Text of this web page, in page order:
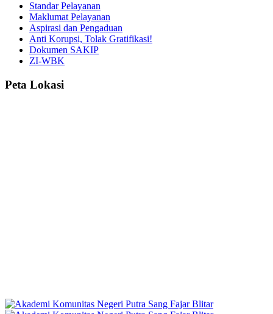
Standar Pelayanan
Maklumat Pelayanan
Aspirasi dan Pengaduan
Anti Korupsi, Tolak Gratifikasi!
Dokumen SAKIP
ZI-WBK
Peta Lokasi